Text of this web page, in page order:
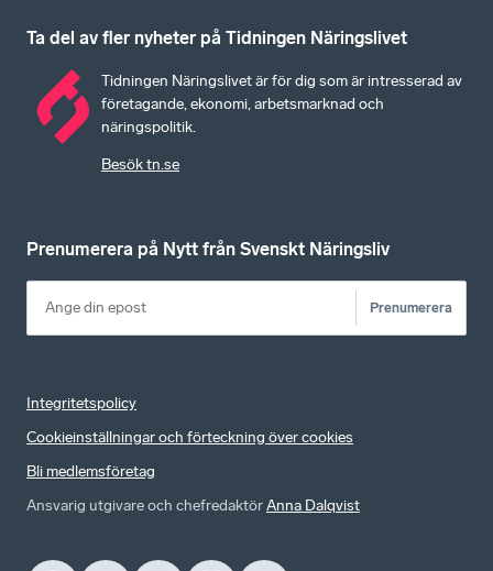
Ta del av fler nyheter på Tidningen Näringslivet
Tidningen Näringslivet är för dig som är intresserad av
företagande, ekonomi, arbetsmarknad och
näringspolitik.
Besök tn.se
Prenumerera på Nytt från Svenskt Näringsliv
Prenumerera
Integritetspolicy
Cookieinställningar och förteckning över cookies
Bli medlemsföretag
Ansvarig utgivare och chefredaktörAnna Dalqvist